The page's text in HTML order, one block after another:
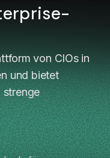
von CIOs in
und bietet
strenge